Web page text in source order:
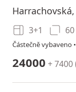
3+1
Částečně vybaveno
24000 + 7400